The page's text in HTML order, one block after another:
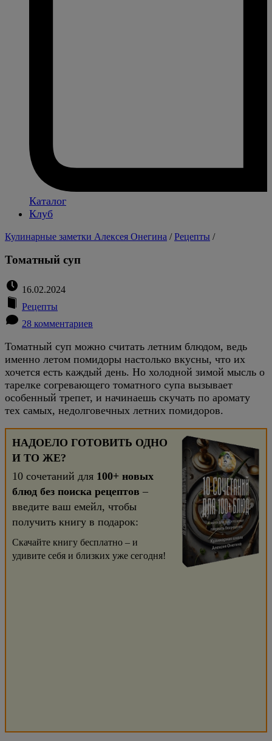
Каталог
Клуб
Кулинарные заметки Алексея Онегина /Рецепты /
Томатный суп
16.02.2024
Рецепты
28 комментариев
Томатный суп можно считать летним блюдом, ведь
именно летом помидоры настолько вкусны, что их
хочется есть каждый день. Но холодной зимой мысль о
тарелке согревающего томатного супа вызывает
особенный трепет, и начинаешь скучать по аромату
тех самых, недолговечных летних помидоров.
НАДОЕЛО ГОТОВИТЬ ОДНО
И ТО ЖЕ?
10 сочетаний для 100+ новых
блюд без поиска рецептов –
введите ваш емейл, чтобы
получить книгу в подарок:
Скачайте книгу бесплатно – и
удивите себя и близких уже сегодня!